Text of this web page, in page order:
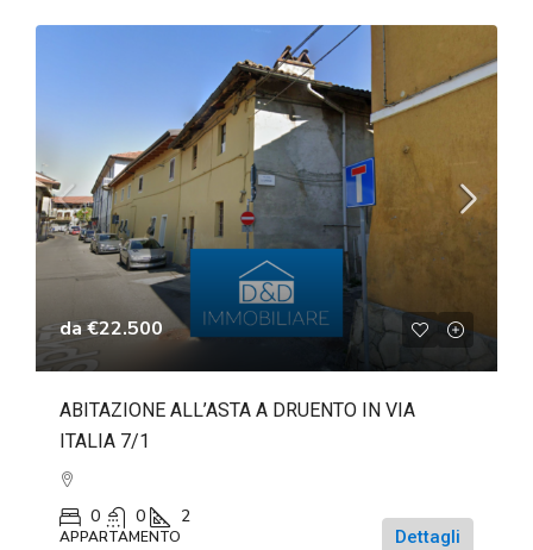
da€22.500
ABITAZIONE ALL’ASTA A DRUENTO IN VIA
ITALIA 7/1
0 0 2
APPARTAMENTO Dettagli